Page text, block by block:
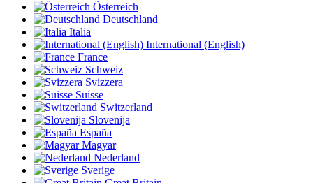
Österreich
Deutschland
Italia
International (English)
France
Schweiz
Svizzera
Suisse
Switzerland
Slovenija
España
Magyar
Nederland
Sverige